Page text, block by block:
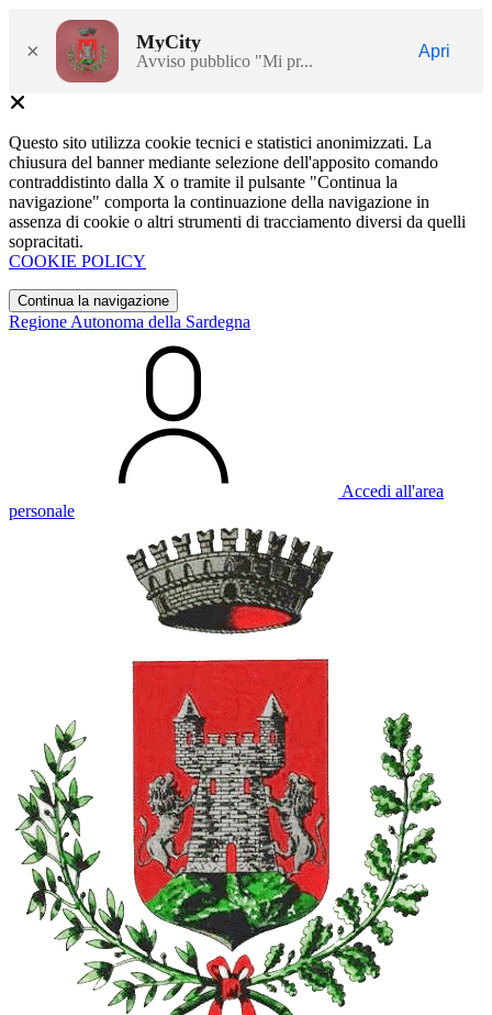
× MyCity
Avviso pubblico "Mi pr...
Apri
Questo sito utilizza cookie tecnici e statistici anonimizzati. La
chiusura del banner mediante selezione dell'apposito comando
contraddistinto dalla X o tramite il pulsante "Continua la
navigazione" comporta la continuazione della navigazione in
assenza di cookie o altri strumenti di tracciamento diversi da quelli
sopracitati.
COOKIE POLICY
Continua la navigazione
Regione Autonoma della Sardegna
Accedi all'area
personale